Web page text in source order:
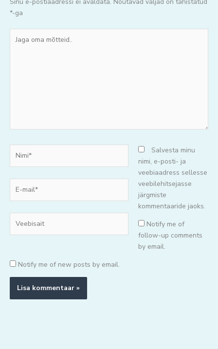
*-ga
oma
mail*
Salvesta minu
nimi, e-posti- ja
veebiaadress sellesse
veebilehitsejasse
järgmiste
kommentaaride jaoks.
Notify me of
follow-up comments
by email.
Notify me of new posts by email.